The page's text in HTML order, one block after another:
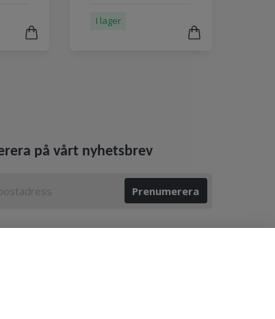
I lager
på vårt nyhetsbrev
Prenumerera